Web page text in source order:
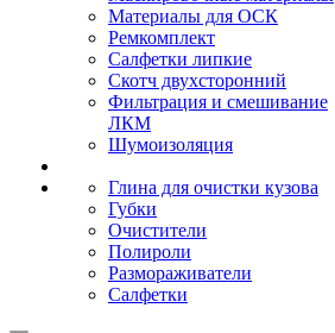
Материалы для ОСК
Ремкомплект
Салфетки липкие
Скотч двухсторонний
Фильтрация и смешивание
ЛКМ
Шумоизоляция
Глина для очистки кузова
Губки
Очистители
Полироли
Размораживатели
Салфетки